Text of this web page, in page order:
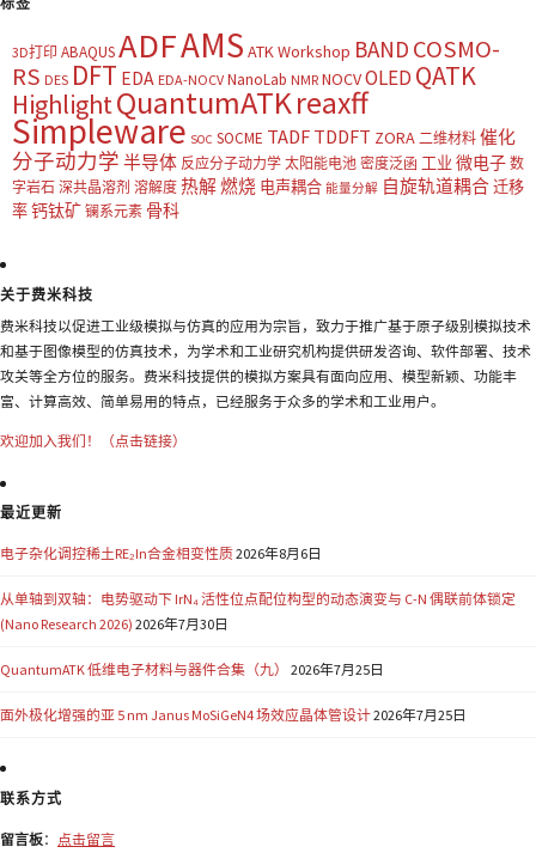
3D打印 ABAQUSADFAMS ATK Workshop BAND COSMO-
RS DES DFT EDA EDA-NOCV NanoLab NMR NOCVOLED QATK
HighlightQuantumATKreaxff
Simpleware SOC SOCME TADF TDDFT ZORA 二维材料 催化
分子动力学 半导体 反应分子动力学 太阳能电池 密度泛函 工业 微电子 数
字岩石 深共晶溶剂 溶解度 热解燃烧 电声耦合 能量分解 自旋轨道耦合迁移
率钙钛矿 镧系元素 骨科
关于费米科技
费米科技以促进工业级模拟与仿真的应用为宗旨，致力于推广基于原子级别模拟技术
和基于图像模型的仿真技术，为学术和工业研究机构提供研发咨询、软件部署、技术
攻关等全方位的服务。费米科技提供的模拟方案具有面向应用、模型新颖、功能丰
富、计算高效、简单易用的特点，已经服务于众多的学术和工业用户。
欢迎加入我们！（点击链接）
最近更新
电子杂化调控稀土RE₂In合金相变性质2026年8月6日
从单轴到双轴：电势驱动下 IrN₄ 活性位点配位构型的动态演变与 C-N 偶联前体锁定
(Nano Research 2026) 2026年7月30日
QuantumATK 低维电子材料与器件合集（九） 2026年7月25日
面外极化增强的亚 5 nm Janus MoSiGeN4 场效应晶体管设计2026年7月25日
联系方式
留言板： 点击留言